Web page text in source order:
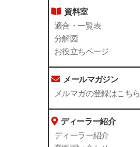
資料室
適合・一覧表
分解図
お役立ちページ
メールマガジン
メルマガの登録はこちら
ディーラー紹介
ディーラー紹介